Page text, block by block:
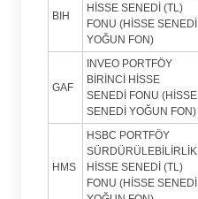
BIH
HİSSE SENEDİ (TL)
FONU (HİSSE SENEDİ
YOĞUN FON)
GAF
INVEO PORTFÖY
BİRİNCİ HİSSE
SENEDİ FONU (HİSSE
SENEDİ YOĞUN FON)
HMS
HSBC PORTFÖY
SÜRDÜRÜLEBİLİRLİK
HİSSE SENEDİ (TL)
FONU (HİSSE SENEDİ